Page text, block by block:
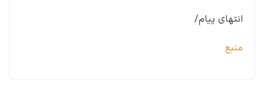
انتهای پیام/
منبع